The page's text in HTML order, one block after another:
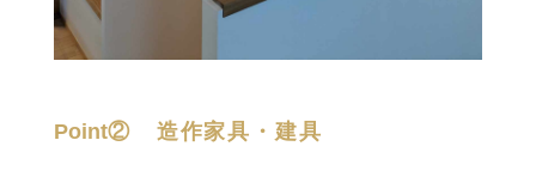
Point② 造作家具・建具